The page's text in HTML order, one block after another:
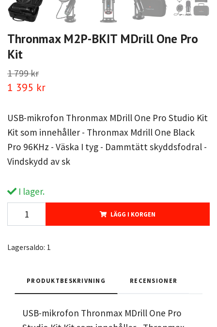
Thronmax M2P-BKIT MDrill One Pro
Kit
1 799 kr
1 395 kr
USB-mikrofon Thronmax MDrill One Pro Studio Kit
Kit som innehåller - Thronmax Mdrill One Black
Pro 96KHz - Väska I tyg - Dammtätt skyddsfodral -
Vindskydd av sk
I lager.
LÄGG I KORGEN
Lagersaldo: 1
PRODUKTBESKRIVNING RECENSIONER
USB-mikrofon Thronmax MDrill One Pro